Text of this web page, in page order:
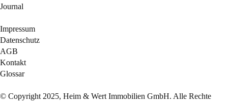
Journal
Impressum
Datenschutz
AGB
Kontakt
Glossar
© Copyright 2025, Heim & Wert Immobilien GmbH. Alle Rechte